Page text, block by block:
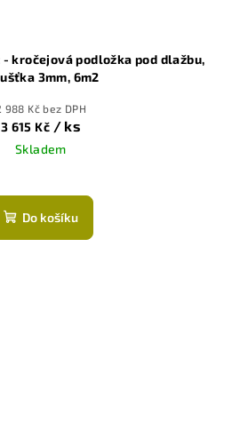
kročejová podložka pod dlažbu,
3mm, 6m2
988 Kč bez DPH
3 615 Kč / ks
Skladem
Do košíku